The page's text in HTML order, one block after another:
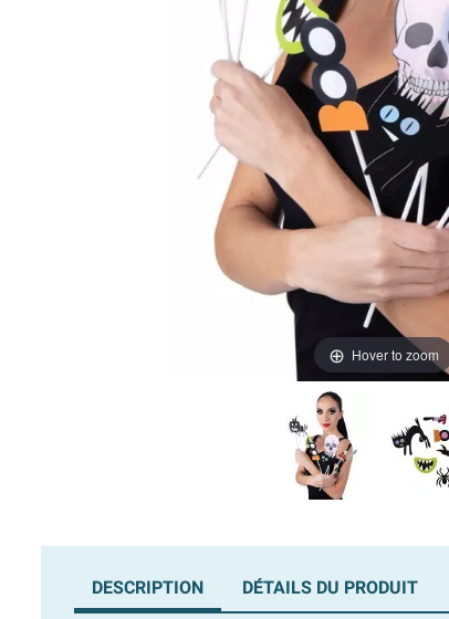
Hover to zoom
DESCRIPTION DÉTAILS DU PRODUIT